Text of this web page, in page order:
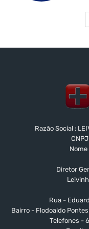
Razão Social :
Diretor
Rua -
Bairro - Flodoaldo
Telefones -